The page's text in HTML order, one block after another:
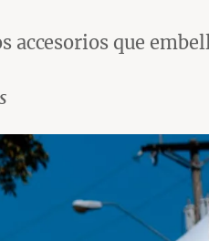
accesorios que